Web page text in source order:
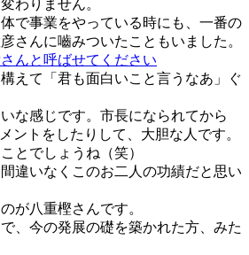
わりません。
で事業をやっている時にも、一番の
さんに嚙みついたこともいました。
んと呼ばせてください
えて「君も面白いこと言うなあ」ぐ
な感じです。市長になられてから
ントをしたりして、大胆な人です。
とでしょうね（笑）
違いなくこのお二人の功績だと思い
が八重樫さんです。
、今の発展の礎を築かれた方、みた